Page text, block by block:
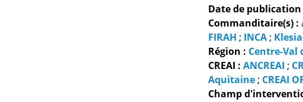
Date de publication
Commanditaire(s) :
FIRAH ; INCA; Klesia
Région : Centre-Val
CREAI : ANCREAI ;
Aquitaine; CREAI
Champ